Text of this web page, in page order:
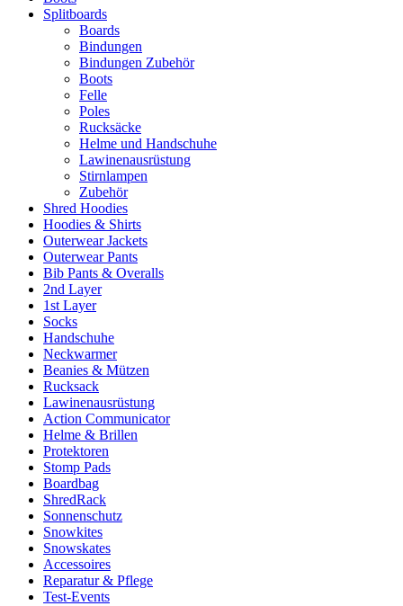
Splitboards
Boards
Bindungen
Bindungen Zubehör
Boots
Felle
Poles
Rucksäcke
Helme und Handschuhe
Lawinenausrüstung
Stirnlampen
Zubehör
Shred Hoodies
Hoodies & Shirts
Outerwear Jackets
Outerwear Pants
Bib Pants & Overalls
2nd Layer
1st Layer
Socks
Handschuhe
Neckwarmer
Beanies & Mützen
Rucksack
Lawinenausrüstung
Action Communicator
Helme & Brillen
Protektoren
Stomp Pads
Boardbag
ShredRack
Sonnenschutz
Snowkites
Snowskates
Accessoires
Reparatur & Pflege
Test-Events